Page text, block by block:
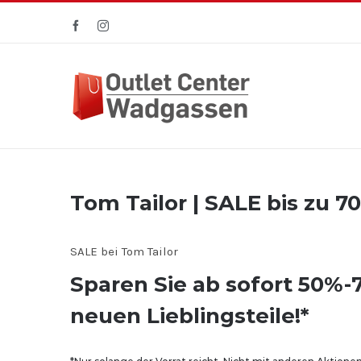
FacebookInstagram
Tom Tailor | SALE bis zu
SALE bei Tom Tailor
Sparen Sie ab sofort 50%-
neuen Lieblingsteile!*